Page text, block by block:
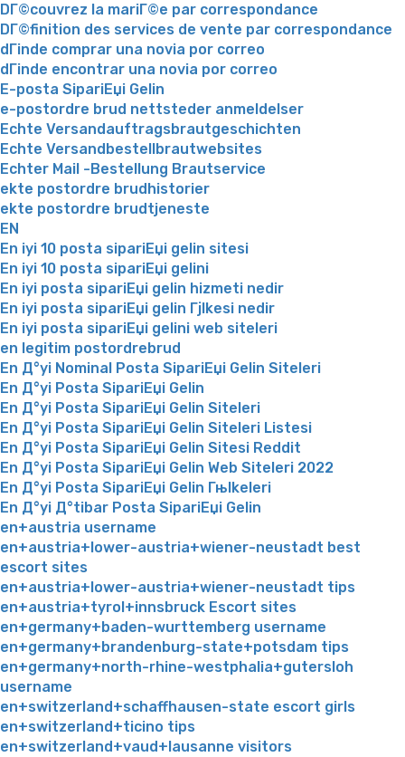
DГ©couvrez la mariГ©e par correspondance
DГ©finition des services de vente par correspondance
dГіnde comprar una novia por correo
dГіnde encontrar una novia por correo
E-posta SipariЕџi Gelin
e-postordre brud nettsteder anmeldelser
Echte Versandauftragsbrautgeschichten
Echte Versandbestellbrautwebsites
Echter Mail -Bestellung Brautservice
ekte postordre brudhistorier
ekte postordre brudtjeneste
EN
En iyi 10 posta sipariЕџi gelin sitesi
En iyi 10 posta sipariЕџi gelini
En iyi posta sipariЕџi gelin hizmeti nedir
En iyi posta sipariЕџi gelin Гјlkesi nedir
En iyi posta sipariЕџi gelini web siteleri
en legitim postordrebrud
En Д°yi Nominal Posta SipariЕџi Gelin Siteleri
En Д°yi Posta SipariЕџi Gelin
En Д°yi Posta SipariЕџi Gelin Siteleri
En Д°yi Posta SipariЕџi Gelin Siteleri Listesi
En Д°yi Posta SipariЕџi Gelin Sitesi Reddit
En Д°yi Posta SipariЕџi Gelin Web Siteleri 2022
En Д°yi Posta SipariЕџi Gelin Гњlkeleri
En Д°yi Д°tibar Posta SipariЕџi Gelin
en+austria username
en+austria+lower-austria+wiener-neustadt best
escort sites
en+austria+lower-austria+wiener-neustadt tips
en+austria+tyrol+innsbruck Escort sites
en+germany+baden-wurttemberg username
en+germany+brandenburg-state+potsdam tips
en+germany+north-rhine-westphalia+gutersloh
username
en+switzerland+schaffhausen-state escort girls
en+switzerland+ticino tips
en+switzerland+vaud+lausanne visitors